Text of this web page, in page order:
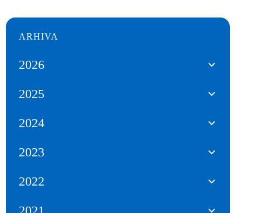
ARHIVA
2026
2025
2024
2023
2022